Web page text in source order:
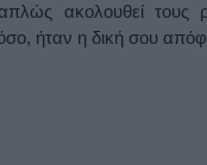
απλώς ακολουθεί
ήταν η δική σου